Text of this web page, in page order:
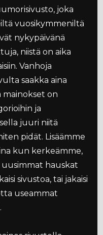
joka
vuosikymmeniltä
nykypäivänä
niistä on aika
Vanhoja
saakka aina
on
ja
juuri niitä
pidät. Lisäämme
kun kerkeämme,
uusimmat hauskat
sivustoa, tai jakaisi
useammat